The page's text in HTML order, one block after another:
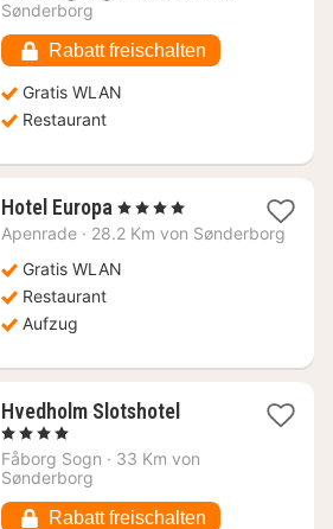
Sønderborg
Rabatt freischalten
Gratis WLAN
Restaurant
Hotel Europa 1
Nacht
94,43
, 4 Sterne
Apenrade · 28.2 Km von Sønderborg
Gratis WLAN
Restaurant
Aufzug
Hvedholm Slotshotel1
ab
, 4 Sterne
Fåborg Sogn · 33 Km von
Sønderborg
Rabatt freischalten